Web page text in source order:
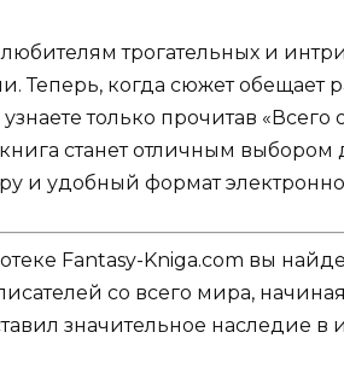
трогательных и
Теперь, когда сюжет обещает
только прочитав
станет отличным выбором
и удобный формат
Fantasy-Kniga.com вы
со всего мира,
значительное наследие в